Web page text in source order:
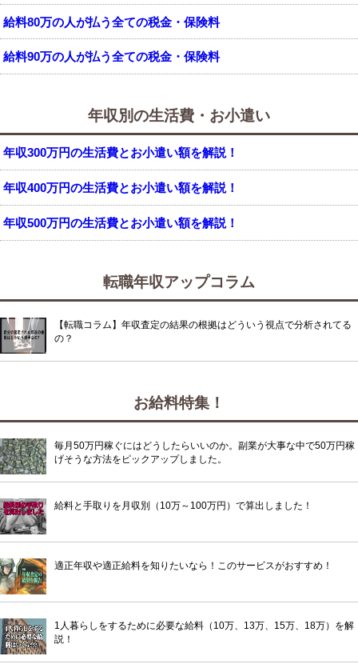
給料80万の人が払う全ての税金・保険料
給料90万の人が払う全ての税金・保険料
年収別の生活費・お小遣い
年収300万円の生活費とお小遣い額を解説！
年収400万円の生活費とお小遣い額を解説！
年収500万円の生活費とお小遣い額を解説！
転職年収アップコラム
【転職コラム】年収査定の結果の根拠はどういう視点で分析されてる
の？
お給料特集！
毎月50万円稼ぐにはどうしたらいいのか。副業が大事な中で50万円稼
げそうな方法をピックアップしました。
給料と手取りを月収別（10万～100万円）で算出しました！
適正年収や適正給料を知りたいなら！このサービスがおすすめ！
1人暮らしをするために必要な給料（10万、13万、15万、18万）を解
説！